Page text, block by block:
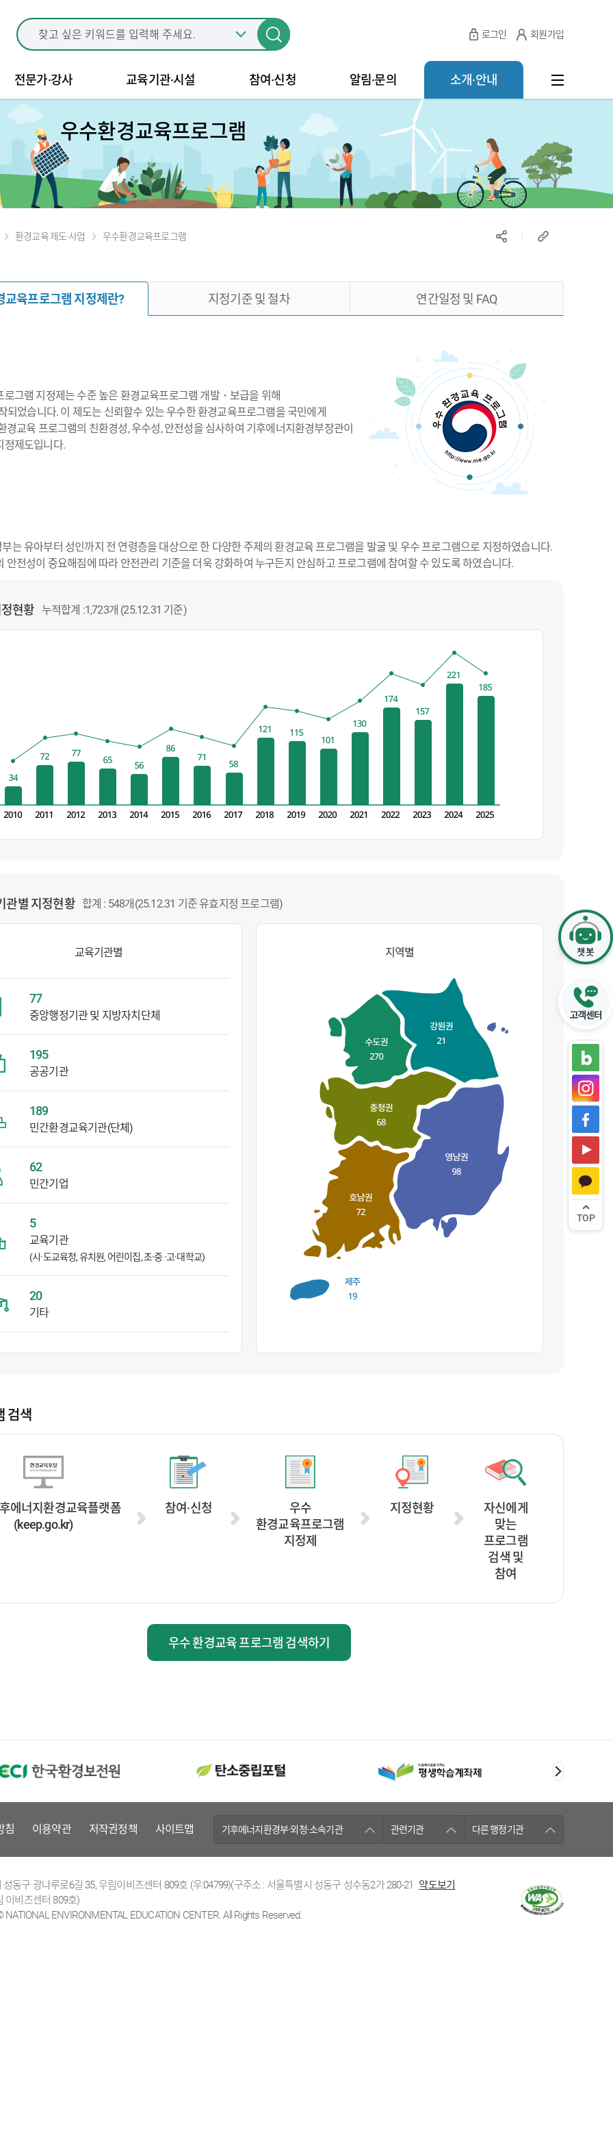
로그인 회원가입
전문가·강사 교육기관·시설 참여·신청 알림·문의 소개·안내
우수환경교육프로그램
환경교육 제도·사업 우수환경교육프로그램
교육프로그램 지정제란? 지정기준 및 절차 연간일정 및 FAQ
로그램 지정제는 수준 높은 환경교육프로그램 개발・보급을 위해
되었습니다. 이 제도는 신뢰할수 있는 우수한 환경교육프로그램을 국민에게
경교육 프로그램의 친환경성, 우수성, 안전성을 심사하여 기후에너지환경부장관이
정제도입니다.
는 유아부터 성인까지 전 연령층을 대상으로 한 다양한 주제의 환경교육 프로그램을 발굴 및 우수 프로그램으로 지정하였습니다.
안전성이 중요해짐에 따라 안전관리 기준을 더욱 강화하여 누구든지 안심하고 프로그램에 참여할 수 있도록 하였습니다.
현황 누적합계 :1,723개 (25.12.31 기준)
관별 지정현황 합계 : 548개(25.12.31 기준 유효지정 프로그램)
교육기관별
77
중앙행정기관 및 지방자치단체
195
공공기관
189
민간환경교육기관(단체)
62
민간기업
5
교육기관
(시·도교육청, 유치원, 어린이집, 초·중 ·고·대학교)
20
기타
지역별
검색
에너지환경교육플랫폼
(keep.go.kr)
참여·신청
우수
환경교육프로그램
지정제
지정현황
자신에게
맞는
프로그램
검색 및
참여
우수 환경교육 프로그램 검색하기
TOP
침 이용약관 저작권정책 사이트맵 기후에너지환경부·외청·소속기관 관련기관 다른 행정기관
성동구 광나루로6길 35, 우림이비즈센터 809호 (우:04799)(구주소 : 서울특별시 성동구 성수동2가 280-21
약도보기
이비즈센터 809호)
NATIONAL ENVIRONMENTAL EDUCATION CENTER. All Rights Reserved.